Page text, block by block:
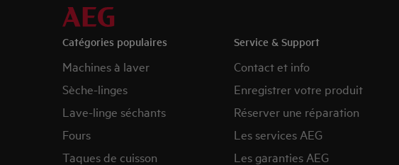
Catégories populaires
Machines à laver
Sèche-linges
Lave-linge séchants
Fours
Taques de cuisson
Service & Support
Contact et info
Enregistrer votre produit
Réserver une réparation
Les services AEG
Les garanties AEG